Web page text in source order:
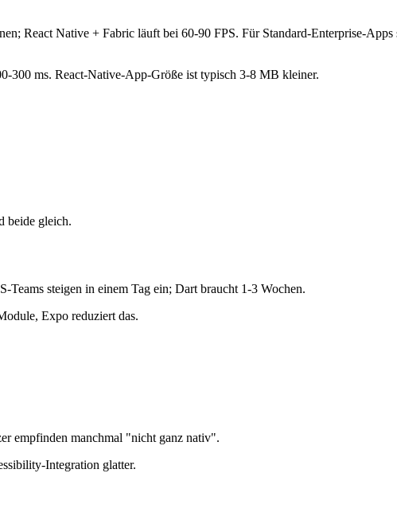
React Native + Fabric läuft bei 60-90 FPS. Für Standard-Enterprise-Apps
300 ms. React-Native-App-Größe ist typisch 3-8 MB kleiner.
beide gleich.
Teams steigen in einem Tag ein; Dart braucht 1-3 Wochen.
Expo reduziert das.
empfinden manchmal "nicht ganz nativ".
Integration glatter.